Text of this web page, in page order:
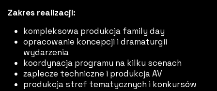
Zakres realizacji:
kompleksowa produkcja family day
opracowanie koncepcji i dramaturgii
wydarzenia
koordynacja programu na kilku scenach
zaplecze techniczne i produkcja AV
produkcja stref tematycznych i konkursów